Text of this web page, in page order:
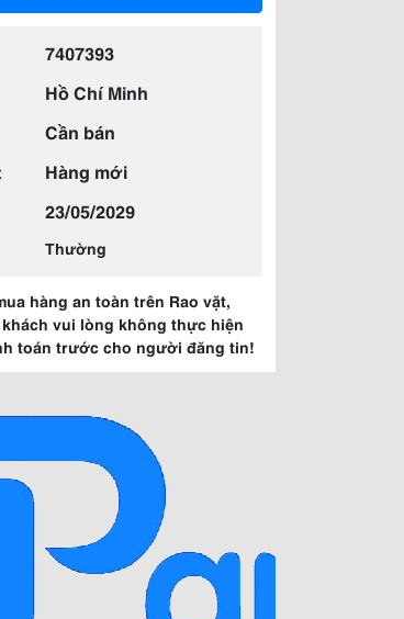
7407393
Hồ Chí Minh
Cần bán
Hàng mới
23/05/2029
Thường
hàng an toàn trên Rao vặt,
vui lòng không thực hiện
toán trước cho người đăng tin!